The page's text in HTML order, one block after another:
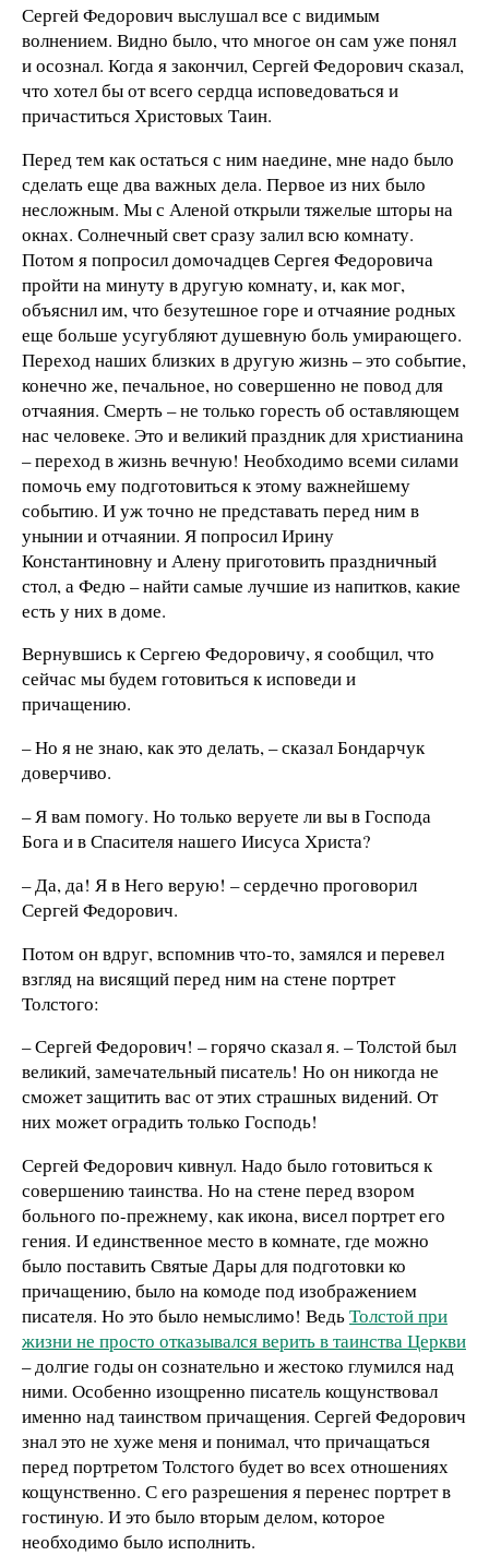
Сергей Федорович выслушал все с видимым
волнением. Видно было, что многое он сам уже понял
и осознал. Когда я закончил, Сергей Федорович сказал,
что хотел бы от всего сердца исповедоваться и
причаститься Христовых Таин.
Перед тем как остаться с ним наедине, мне надо было
сделать еще два важных дела. Первое из них было
несложным. Мы с Аленой открыли тяжелые шторы на
окнах. Солнечный свет сразу залил всю комнату.
Потом я попросил домочадцев Сергея Федоровича
пройти на минуту в другую комнату, и, как мог,
объяснил им, что безутешное горе и отчаяние родных
еще больше усугубляют душевную боль умирающего.
Переход наших близких в другую жизнь – это событие,
конечно же, печальное, но совершенно не повод для
отчаяния. Смерть – не только горесть об оставляющем
нас человеке. Это и великий праздник для христианина
– переход в жизнь вечную! Необходимо всеми силами
помочь ему подготовиться к этому важнейшему
событию. И уж точно не представать перед ним в
унынии и отчаянии. Я попросил Ирину
Константиновну и Алену приготовить праздничный
стол, а Федю – найти самые лучшие из напитков, какие
есть у них в доме.
Вернувшись к Сергею Федоровичу, я сообщил, что
сейчас мы будем готовиться к исповеди и
причащению.
– Но я не знаю, как это делать, – сказал Бондарчук
доверчиво.
– Я вам помогу. Но только веруете ли вы в Господа
Бога и в Спасителя нашего Иисуса Христа?
– Да, да! Я в Него верую! – сердечно проговорил
Сергей Федорович.
Потом он вдруг, вспомнив что-то, замялся и перевел
взгляд на висящий перед ним на стене портрет
Толстого:
– Сергей Федорович! – горячо сказал я. – Толстой был
великий, замечательный писатель! Но он никогда не
сможет защитить вас от этих страшных видений. От
них может оградить только Господь!
Сергей Федорович кивнул. Надо было готовиться к
совершению таинства. Но на стене перед взором
больного по-прежнему, как икона, висел портрет его
гения. И единственное место в комнате, где можно
было поставить Святые Дары для подготовки ко
причащению, было на комоде под изображением
писателя. Но это было немыслимо! ВедьТолстой при
жизни не просто отказывался верить в таинства Церкви
– долгие годы он сознательно и жестоко глумился над
ними. Особенно изощренно писатель кощунствовал
именно над таинством причащения. Сергей Федорович
знал это не хуже меня и понимал, что причащаться
перед портретом Толстого будет во всех отношениях
кощунственно. С его разрешения я перенес портрет в
гостиную. И это было вторым делом, которое
необходимо было исполнить.